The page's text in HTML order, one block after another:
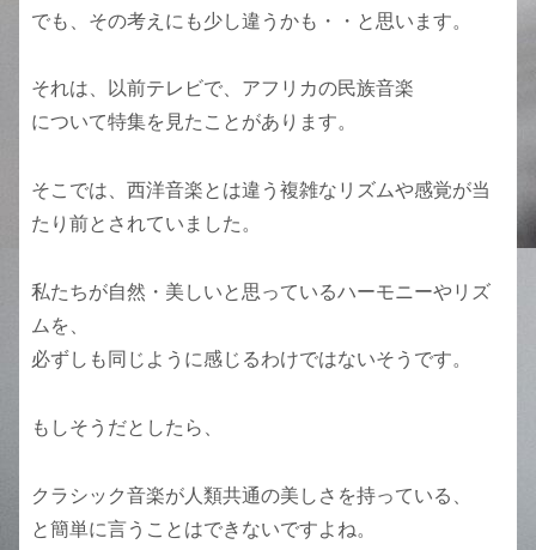
でも、その考えにも少し違うかも・・と思います。
それは、以前テレビで、アフリカの民族音楽
について特集を見たことがあります。
そこでは、西洋音楽とは違う複雑なリズムや感覚が当
たり前とされていました。
私たちが自然・美しいと思っているハーモニーやリズ
ムを、
必ずしも同じように感じるわけではないそうです。
もしそうだとしたら、
クラシック音楽が人類共通の美しさを持っている、
と簡単に言うことはできないですよね。